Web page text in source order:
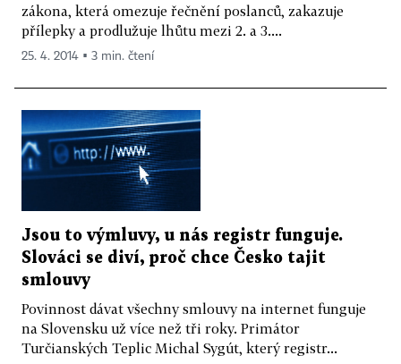
zákona, která omezuje řečnění poslanců, zakazuje
přílepky a prodlužuje lhůtu mezi 2. a 3....
25. 4. 2014 ▪ 3 min. čtení
Jsou to výmluvy, u nás registr funguje.
Slováci se diví, proč chce Česko tajit
smlouvy
Povinnost dávat všechny smlouvy na internet funguje
na Slovensku už více než tři roky. Primátor
Turčianských Teplic Michal Sygút, který registr...